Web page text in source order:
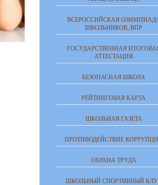
ВСЕРОССИЙСКАЯ
ШКОЛЬНИКОВ, ВПР
ГОСУДАРСТВЕННАЯ
АТТЕСТАЦИЯ
БЕЗОПАСНАЯ ШКОЛА
РЕЙТИНГОВАЯ КАРТА
ШКОЛЬНАЯ ГАЗЕТА
ПРОТИВОДЕЙСТВИЕ
ОХРАНА ТРУДА
ШКОЛЬНЫЙ СПОРТИВНЫЙ